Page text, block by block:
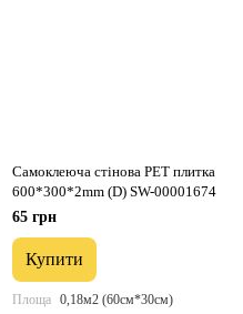
Самоклеюча стінова PET плитка
600*300*2mm (D) SW-00001674
65 грн
Купити
Площа 0,18м2 (60см*30см)